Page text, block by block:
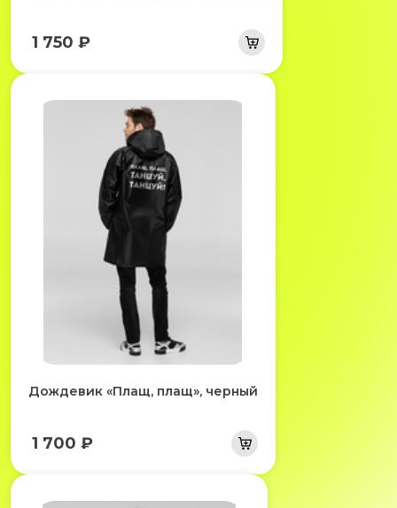
1 750 ₽
Дождевик «Плащ, плащ», черный
1 700 ₽